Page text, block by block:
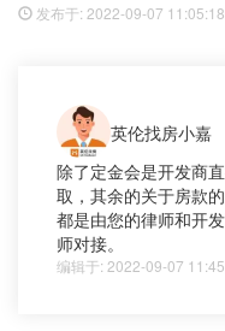
发布于: 2022-09-07 11:05:18
英伦找房小嘉
除了定金会是开发商
取，其余的关于房款
都是由您的律师和开
师对接。
编辑于: 2022-09-07